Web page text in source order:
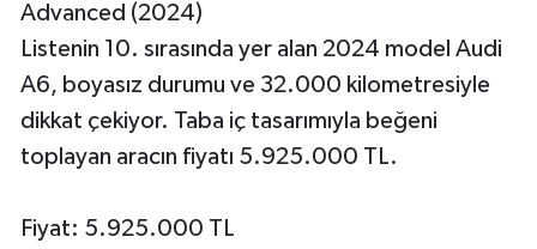
Advanced (2024)
Listenin 10. sırasında yer alan 2024 model Audi
A6, boyasız durumu ve 32.000 kilometresiyle
dikkat çekiyor. Taba iç tasarımıyla beğeni
toplayan aracın fiyatı 5.925.000 TL.
Fiyat: 5.925.000 TL